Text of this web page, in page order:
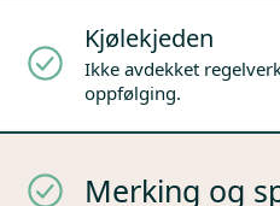
Kjølekjeden
Ikke avdekket
oppfølging.
Merking og